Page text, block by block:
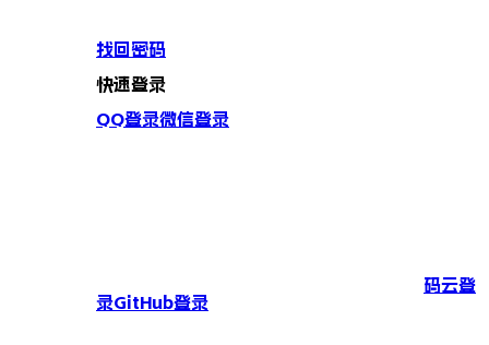
找回密码
快速登录
QQ登录微信登录
码云登
录GitHub登录